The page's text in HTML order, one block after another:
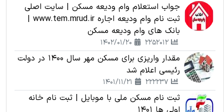
جواب استعلام وام ودیعه مسکن | سایت اصلی
ثبت نام وام ودیعه اجاره www.tem.mrud.ir |
بانک های وام ودیعه مسکن
مقدار واریزی برای مسکن مهر سال 1400 در دولت
رئیسی اعلام شد
ثبت نام مسکن ملی با موبایل | ثبت نام خانه